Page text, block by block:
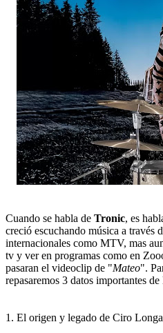
Cuando se habla de Tronic, es
creció escuchando música a través
internacionales como MTV, mas
tv y ver en programas como en
pasaran el videoclip de "Mateo".
repasaremos 3 datos importantes
1. El origen y legado de Ciro Longa